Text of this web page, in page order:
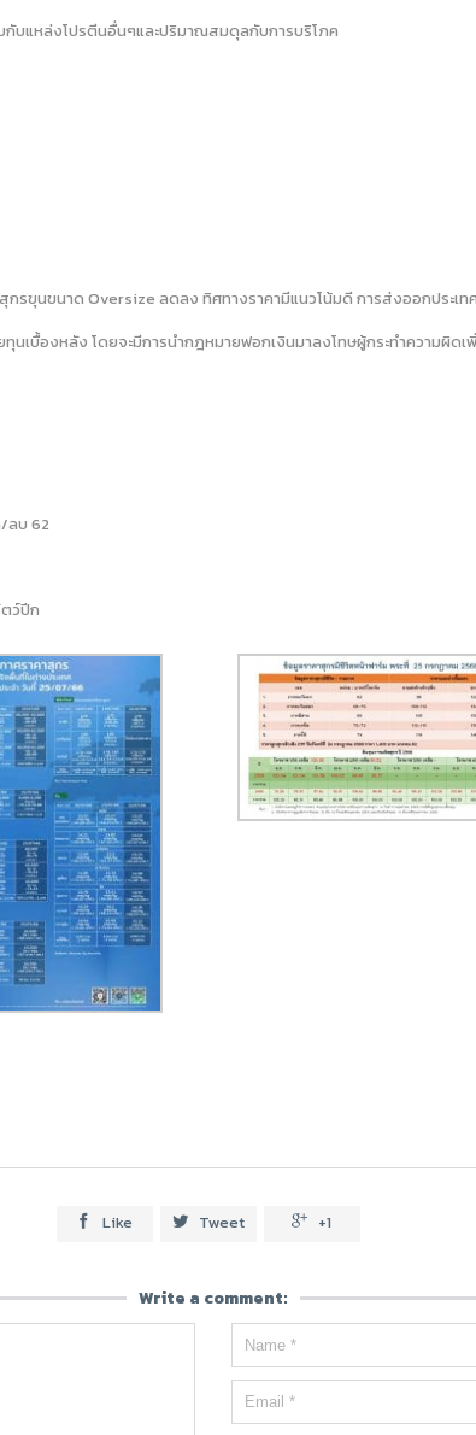
บกับแหล่งโปรตีนอื่นๆและปริมาณสมดุลกับการบริโภค
ขุนขนาด Oversize ลดลง ทิศทางราคามีแนวโน้มดี การส่งออกประเ
นเบื้องหลัง โดยจะมีการนำกฎหมายฟอกเงินมาลงโทษผู้กระทำความผิ
ลบ 62
ว์ปีก
 Like  Tweet  +1
Write a comment: